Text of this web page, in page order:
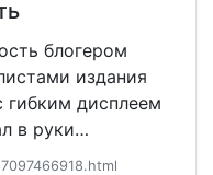
блогером
издания
гибким дисплеем
в руки
поделились